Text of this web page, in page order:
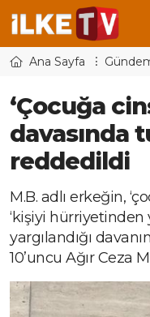
Ana Sayfa
‘Çocuğa
davasında
reddedildi
M.B. adlı erkeğin,
‘kişiyi hürriyetinden
yargılandığı
10’uncu Ağır Ceza